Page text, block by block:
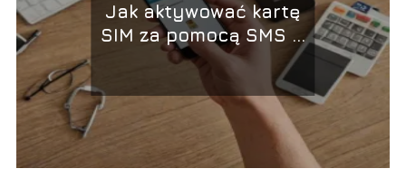
Jak aktywować kartę
SIM za pomocą SMS w
Orange, Play, Plus i T-
Mobile?